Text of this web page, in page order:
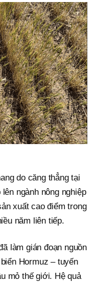
do căng thẳng tại
ngành nông nghiệp
xuất cao điểm trong
năm liên tiếp.
làm gián đoạn nguồn
Hormuz – tuyến
mỏ thế giới. Hệ quả